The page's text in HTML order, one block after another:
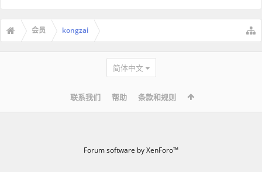
会员 kongzai
简体中文
联系我们 帮助 条款和规则
Forum software by XenForo™